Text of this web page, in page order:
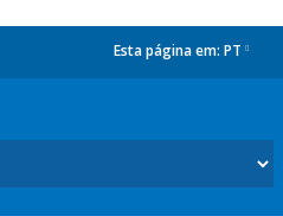
Esta página em: PT